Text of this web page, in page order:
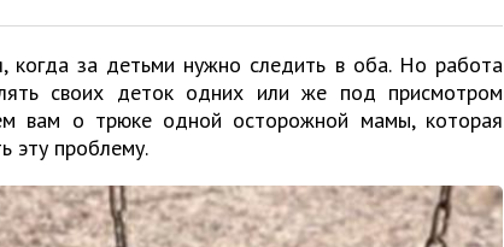
когда за детьми нужно следить в оба. Но работа
своих деток одних или же под присмотром
вам о трюке одной осторожной мамы, которая
эту проблему.